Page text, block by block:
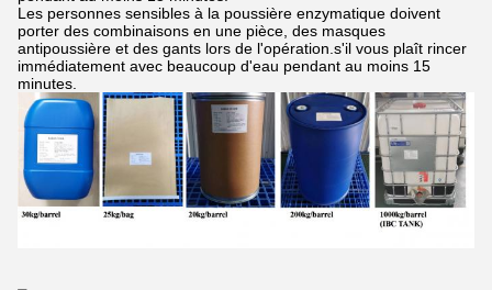
Les personnes sensibles à la poussière enzymatique doivent
porter des combinaisons en une pièce, des masques
antipoussière et des gants lors de l'opération.s'il vous plaît rincer
immédiatement avec beaucoup d'eau pendant au moins 15
minutes.